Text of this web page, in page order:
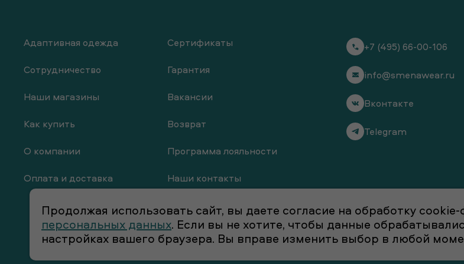
Адаптивная одежда
Сотрудничество
Наши магазины
Как купить
О компании
Оплата и доставка
Сертификаты
Гарантия
Вакансии
Возврат
Программа лояльности
Наши контакты
+7 (495) 66-00-106
info@smenawear.ru
Вконтакте
Telegram
Продолжая использовать сайт, вы даете согласие на обработку
персональных данных. Если вы не хотите, чтобы данные
настройках вашего браузера. Вы вправе изменить выбор в любой